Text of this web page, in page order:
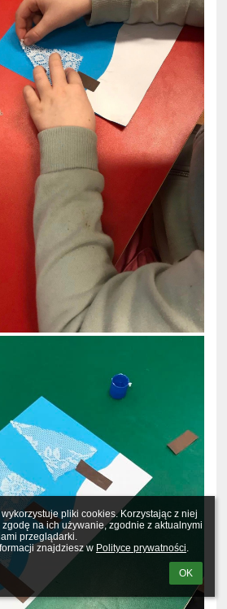
wykorzystuje pliki cookies. Korzystając z niej
zgodę na ich używanie, zgodnie z aktualnymi
przeglądarki.
znajdziesz w Polityce prywatności.
OK